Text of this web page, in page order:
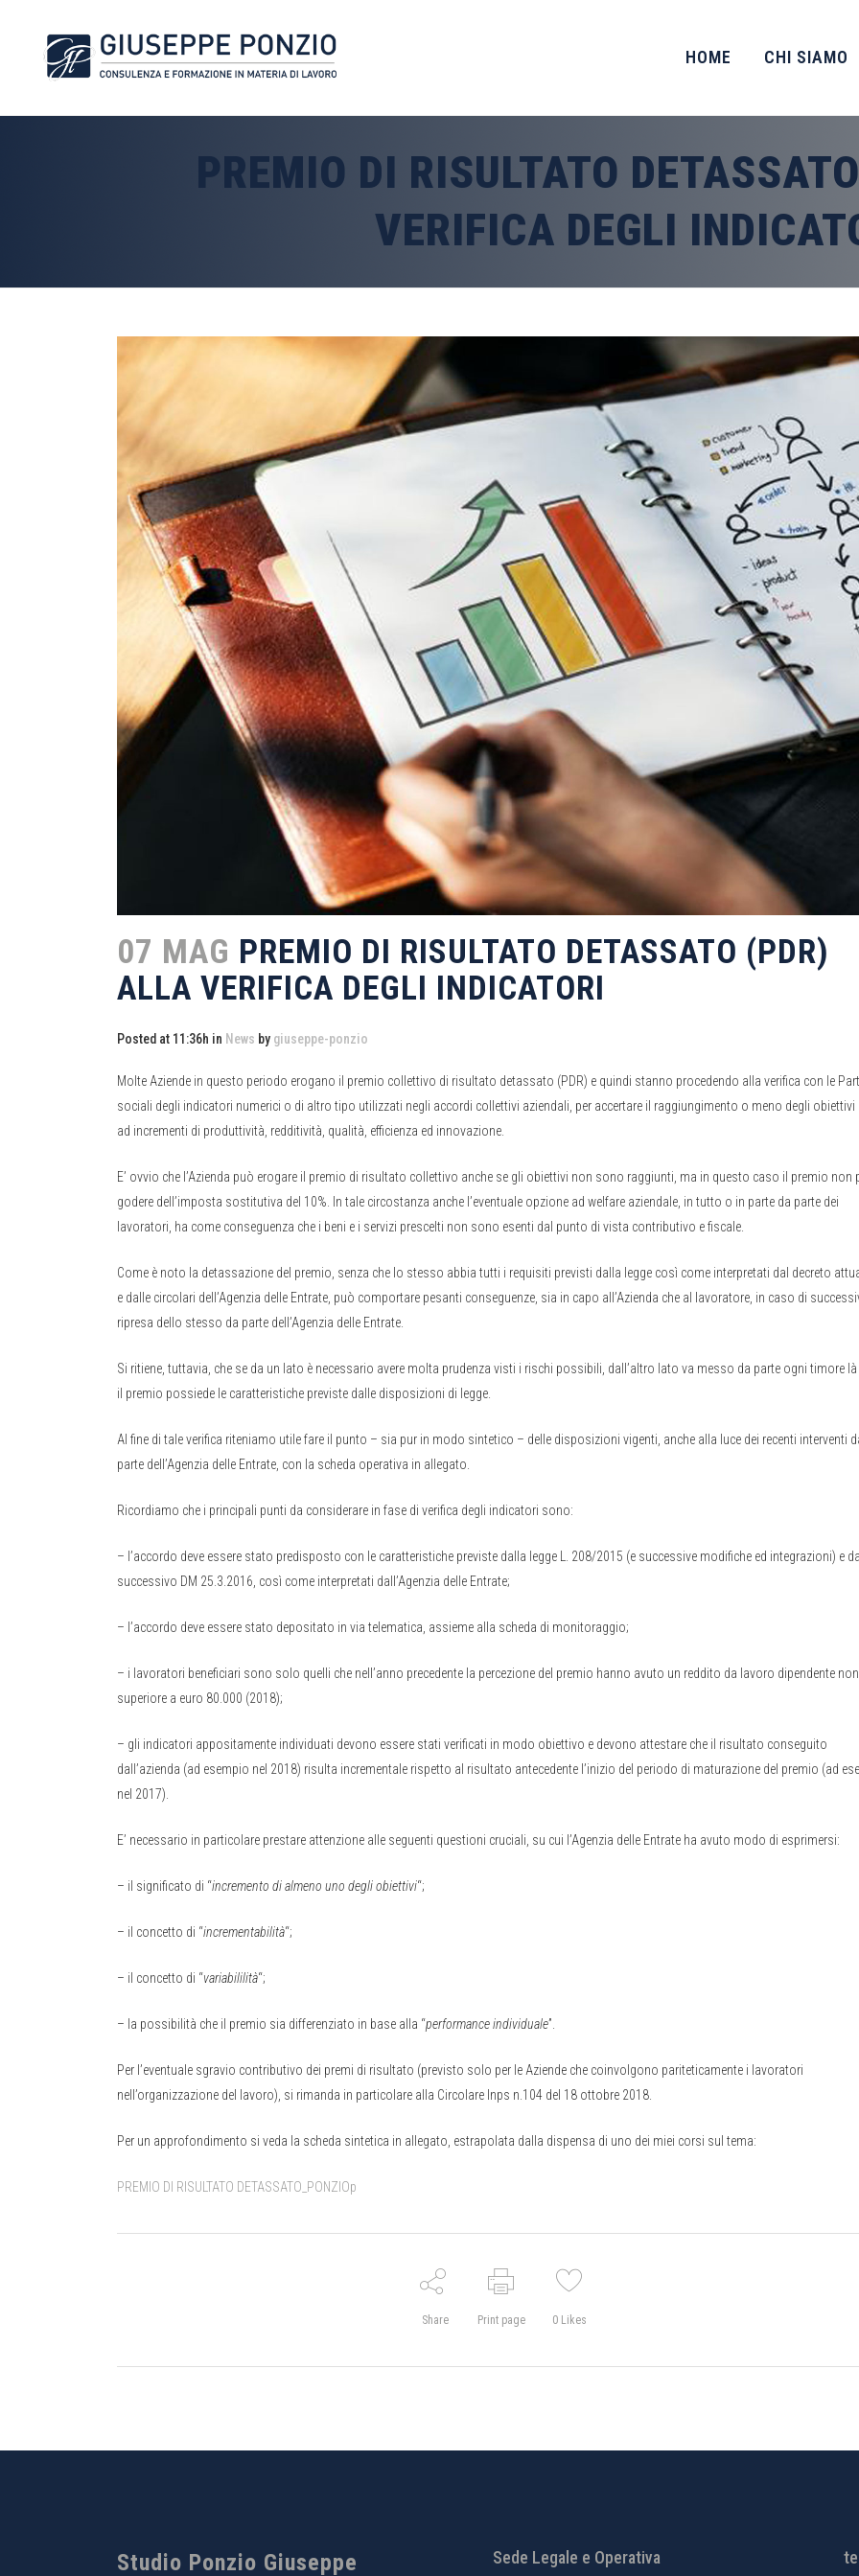
HOME CHI SIAMO
PREMIO DI RISULTATO
VERIFICA DEGLI
07 MAG PREMIO DI RISULTATO DETASSATO (PDR)
ALLA VERIFICA DEGLI INDICATORI
Posted at 11:36h in News by giuseppe-ponzio
Molte Aziende in questo periodo erogano il premio collettivo di risultato detassato (PDR) e quindi stanno procedendo alla verifica con le
sociali degli indicatori numerici o di altro tipo utilizzati negli accordi collettivi aziendali, per accertare il raggiungimento o meno degli obiettivi
ad incrementi di produttività, redditività, qualità, efficienza ed innovazione.
E’ ovvio che l’Azienda può erogare il premio di risultato collettivo anche se gli obiettivi non sono raggiunti, ma in questo caso il premio non
godere dell’imposta sostitutiva del 10%. In tale circostanza anche l’eventuale opzione ad welfare aziendale, in tutto o in parte da parte dei
lavoratori, ha come conseguenza che i beni e i servizi prescelti non sono esenti dal punto di vista contributivo e fiscale.
Come è noto la detassazione del premio, senza che lo stesso abbia tutti i requisiti previsti dalla legge così come interpretati dal decreto
e dalle circolari dell’Agenzia delle Entrate, può comportare pesanti conseguenze, sia in capo all’Azienda che al lavoratore, in caso di
ripresa dello stesso da parte dell’Agenzia delle Entrate.
Si ritiene, tuttavia, che se da un lato è necessario avere molta prudenza visti i rischi possibili, dall’altro lato va messo da parte ogni timore
il premio possiede le caratteristiche previste dalle disposizioni di legge.
Al fine di tale verifica riteniamo utile fare il punto – sia pur in modo sintetico – delle disposizioni vigenti, anche alla luce dei recenti interventi
parte dell’Agenzia delle Entrate, con la scheda operativa in allegato.
Ricordiamo che i principali punti da considerare in fase di verifica degli indicatori sono:
– l’accordo deve essere stato predisposto con le caratteristiche previste dalla legge L. 208/2015 (e successive modifiche ed integrazioni) e dal
successivo DM 25.3.2016, così come interpretati dall’Agenzia delle Entrate;
– l’accordo deve essere stato depositato in via telematica, assieme alla scheda di monitoraggio;
– i lavoratori beneficiari sono solo quelli che nell’anno precedente la percezione del premio hanno avuto un reddito da lavoro dipendente non
superiore a euro 80.000 (2018);
– gli indicatori appositamente individuati devono essere stati verificati in modo obiettivo e devono attestare che il risultato conseguito
dall’azienda (ad esempio nel 2018) risulta incrementale rispetto al risultato antecedente l’inizio del periodo di maturazione del premio (ad
nel 2017).
E’ necessario in particolare prestare attenzione alle seguenti questioni cruciali, su cui l’Agenzia delle Entrate ha avuto modo di esprimersi:
– il significato di “incremento di almeno uno degli obiettivi“;
– il concetto di “incrementabilità“;
– il concetto di “variabililità“;
– la possibilità che il premio sia differenziato in base alla “performance individuale”.
Per l’eventuale sgravio contributivo dei premi di risultato (previsto solo per le Aziende che coinvolgono pariteticamente i lavoratori
nell’organizzazione del lavoro), si rimanda in particolare alla Circolare Inps n.104 del 18 ottobre 2018.
Per un approfondimento si veda la scheda sintetica in allegato, estrapolata dalla dispensa di uno dei miei corsi sul tema:
PREMIO DI RISULTATO DETASSATO_PONZIOp
Share Print page 0Likes
Studio Ponzio Giuseppe Sede Legale e Operativa